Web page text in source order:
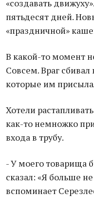
«создавать
пятьдесят дней.
«праздничной»
В какой-то момент
Совсем. Враг
которые им
Хотели
как-то немножко
входа в трубу.
- У моего товарища
сказал: «Я больше
вспоминает